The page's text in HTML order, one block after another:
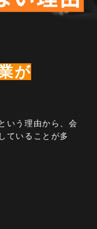
が
いう理由から、会
ていることが多